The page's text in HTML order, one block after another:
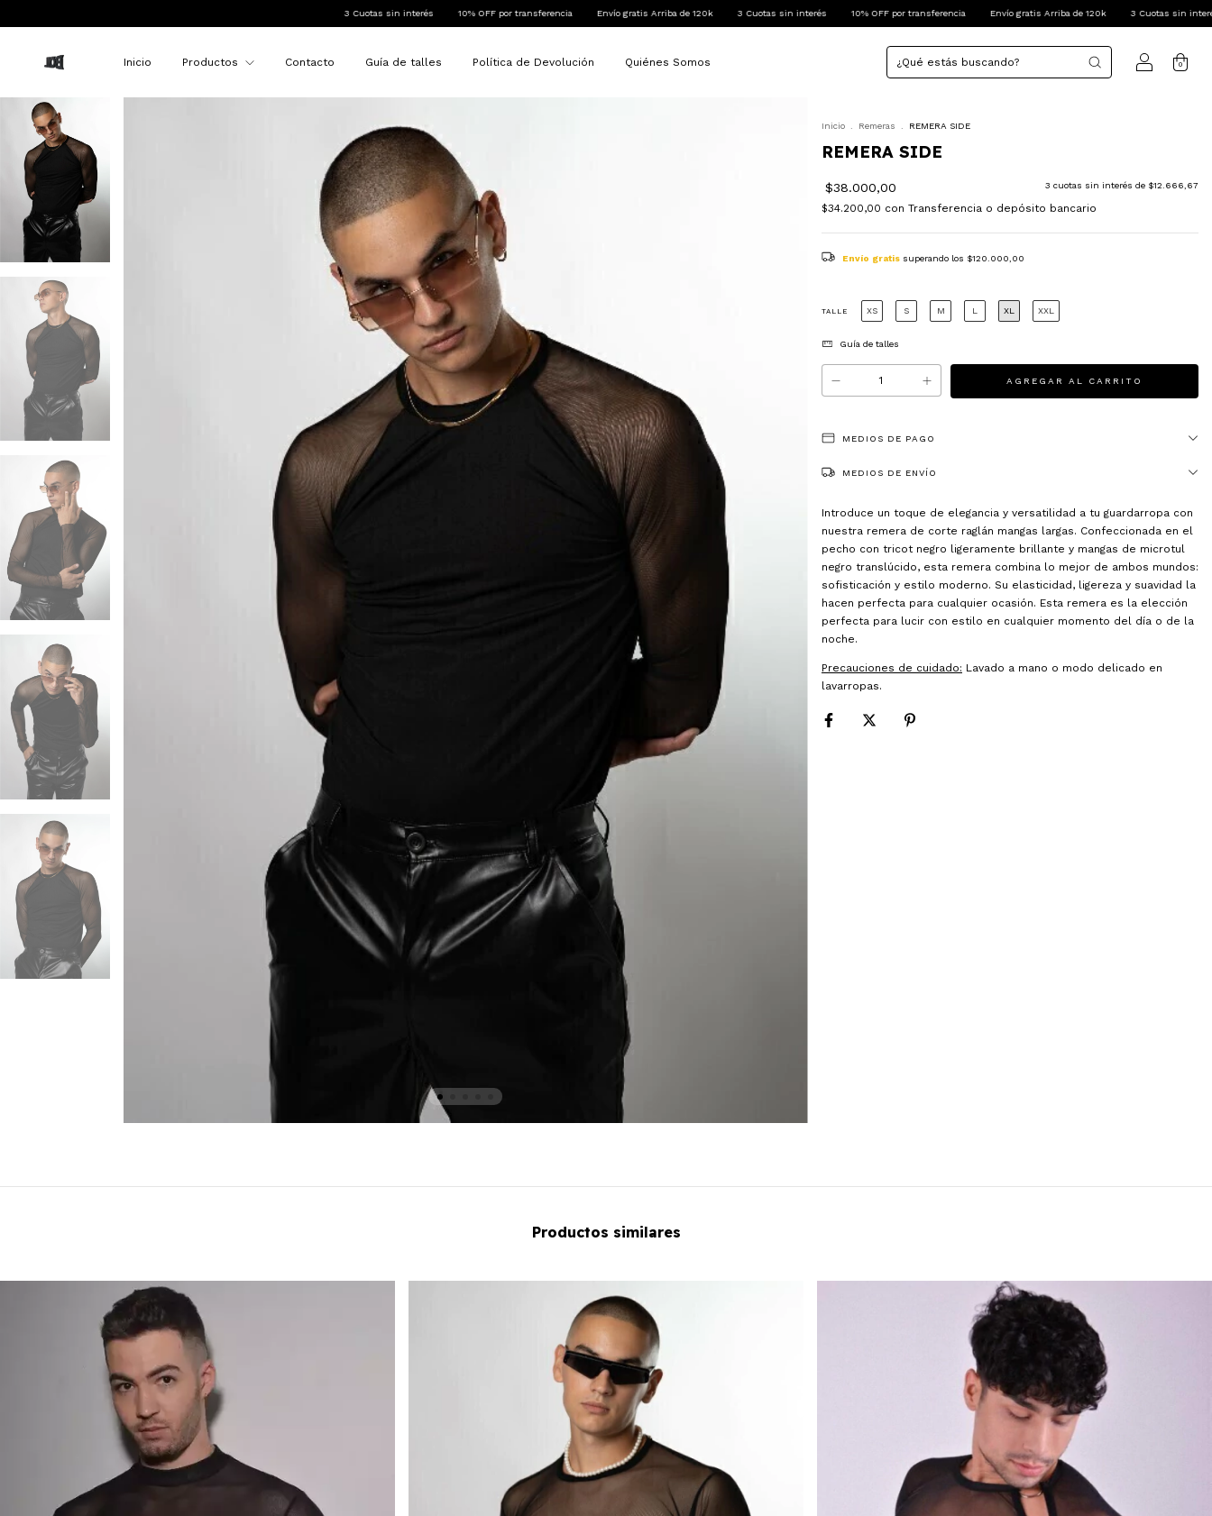
3 Cuotas sin interés 10% OFF por transferencia Envío gratis Arriba de 120k 3 Cuotas sin interés 10% OFF por transferencia Envío gratis Arriba de 120k 3 Cuotas sin interés 10%
Inicio Productos Contacto Guía de talles Política de Devolución Quiénes Somos 0
Inicio Remeras REMERA SIDE
REMERA SIDE
$38.000,00 3 cuotas sin interés de $12.666,67
$34.200,00 con Transferencia o depósito bancario
Envío gratis superando los $120.000,00
TALLE XS S M L XL XXL
Guía de talles
MEDIOS DE PAGO
MEDIOS DE ENVÍO
Introduce un toque de elegancia y versatilidad a tu guardarropa con
nuestra remera de corte raglán mangas largas. Confeccionada en el
pecho con tricot negro ligeramente brillante y mangas de microtul
negro translúcido, esta remera combina lo mejor de ambos mundos:
sofisticación y estilo moderno. Su elasticidad, ligereza y suavidad la
hacen perfecta para cualquier ocasión. Esta remera es la elección
perfecta para lucir con estilo en cualquier momento del día o de la
noche.
Precauciones de cuidado: Lavado a mano o modo delicado en
lavarropas.
Productos similares